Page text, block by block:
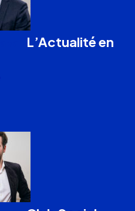
L’Actualité en